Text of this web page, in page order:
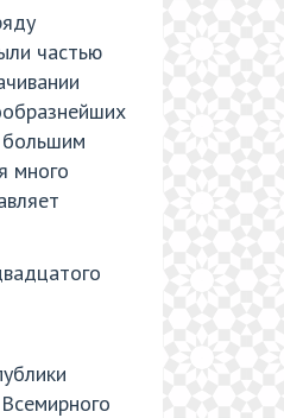
частью
большим
много